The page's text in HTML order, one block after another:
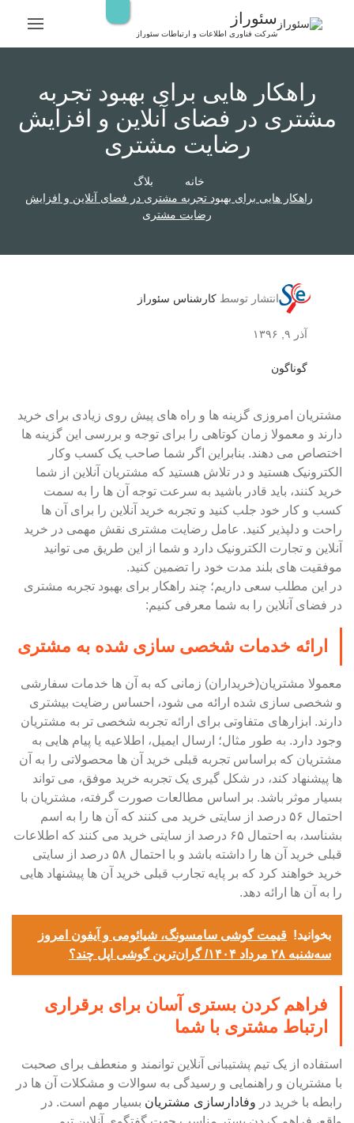
سئوراز
شرکت فناوری اطلاعات و ارتباطات سئوراز
راهکار هایی برای بهبود تجربه
مشتری در فضای آنلاین و افزایش
رضایت مشتری
خانه
بلاگ
راهکار هایی برای بهبود تجربه مشتری در فضای آنلاین و افزایش
رضایت مشتری
انتشار توسط کارشناس سئوراز
آذر ۹, ۱۳۹۶
گوناگون
مشتریان امروزی گزینه ها و راه های پیش روی زیادی برای خرید
دارند و معمولا زمان کوتاهی را برای توجه و بررسی این گزینه ها
اختصاص می دهند. بنابراین اگر شما صاحب یک کسب وکار
الکترونیک هستید و در تلاش هستید که مشتریان آنلاین از شما
خرید کنند، باید قادر باشید به سرعت توجه آن ها را به سمت
کسب و کار خود جلب کنید و تجربه خرید آنلاین را برای آن ها
راحت و دلپذیر کنید. عامل رضایت مشتری نقش مهمی در خرید
آنلاین و تجارت الکترونیک دارد و شما از این طریق می توانید
موفقیت های بلند مدت خود را تضمین کنید.
در این مطلب سعی داریم؛ چند راهکار برای بهبود تجربه مشتری
در فضای آنلاین را به شما معرفی کنیم:
ارائه خدمات شخصی سازی شده به مشتری
معمولا مشتریان(خریداران) زمانی که به آن ها خدمات سفارشی
و شخصی سازی شده ارائه می شود، احساس رضایت بیشتری
دارند. ابزارهای متفاوتی برای ارائه تجربه شخصی تر به مشتریان
وجود دارد. به طور مثال؛ ارسال ایمیل، اطلاعیه یا پیام هایی به
مشتریان که براساس تجربه قبلی خرید آن ها محصولاتی را به آن
ها پیشنهاد کند، در شکل گیری یک تجربه خرید موفق، می تواند
بسیار موثر باشد. بر اساس مطالعات صورت گرفته، مشتریان با
احتمال ۵۶ درصد از سایتی خرید می کنند که آن ها را به اسم
بشناسد، به احتمال ۶۵ درصد از سایتی خرید می کنند که اطلاعات
قبلی خرید آن ها را داشته باشد و با احتمال ۵۸ درصد از سایتی
خرید خواهند کرد که بر پایه تجارب قبلی خرید آن ها پیشنهاد هایی
را به آن ها ارائه دهد.
بخوانید! قیمت گوشی سامسونگ، شیائومی و آیفون امروز
سه‌شنبه ۲۸ مرداد ۱۴۰۴/ گران‌ترین گوشی اپل چند؟
فراهم کردن بستری آسان برای برقراری
ارتباط مشتری با شما
استفاده از یک تیم پشتیبانی آنلاین توانمند و منعطف برای صحبت
با مشتریان و راهنمایی و رسیدگی به سوالات و مشکلات آن ها در
رابطه با خرید در وفادارسازی مشتریان بسیار مهم است. در